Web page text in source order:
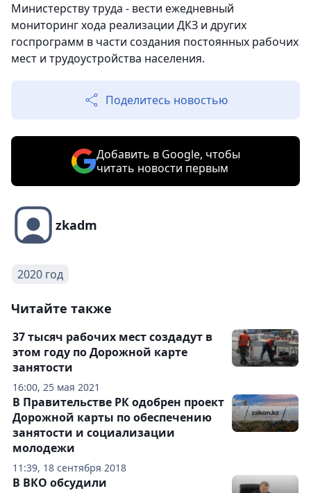
Министерству труда - вести ежедневный
мониторинг хода реализации ДКЗ и других
госпрограмм в части создания постоянных рабочих
мест и трудоустройства населения.
Поделитесь новостью
Добавить в Google, чтобы
читать новости первым
zkadm
2020 год
Читайте также
16:00, 25 мая 2021
37 тысяч рабочих мест создадут в
этом году по Дорожной карте
занятости
11:39, 18 сентября 2018
В Правительстве РК одобрен проект
Дорожной карты по обеспечению
занятости и социализации
молодежи
В ВКО обсудили